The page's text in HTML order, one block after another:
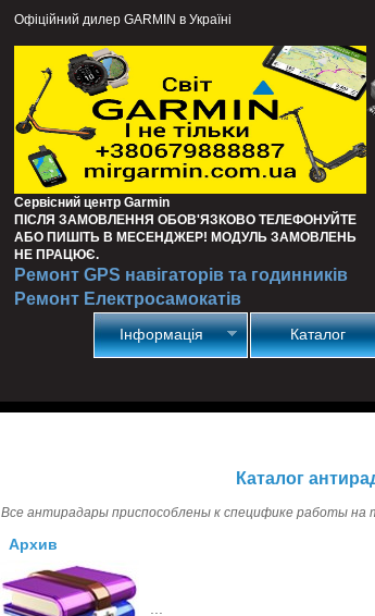
Офіційний дилер GARMIN в Україні
Сервісний центр Garmin
ПІСЛЯ ЗАМОВЛЕННЯ ОБОВ'ЯЗКОВО ТЕЛЕФОНУЙТЕ
АБО ПИШІТЬ В МЕСЕНДЖЕР! МОДУЛЬ ЗАМОВЛЕНЬ
НЕ ПРАЦЮЄ.
Ремонт GPS навігаторів та годинників
Ремонт Електросамокатів
Інформація Каталог
Каталог
Все антирадары приспособлены к специфике работы на
Архив